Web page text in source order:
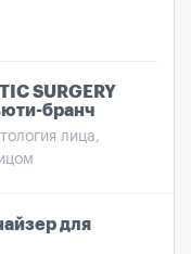
SURGERY
бранч
лица,
для